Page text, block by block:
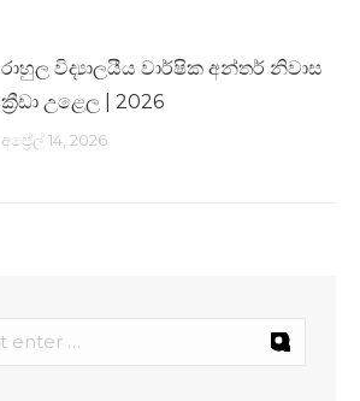
රාහුල විද්‍යාලයීය වාර්ෂික අන්තර් නිවාස
ක්‍රීඩා උළෙල | 2026
අප්‍රේල් 14, 2026